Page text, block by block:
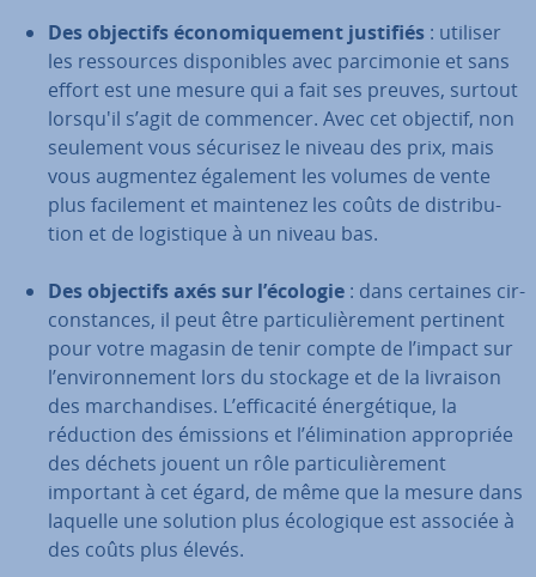
Des objectifs éco­no­mi­que­ment justifiés : utiliser
les res­sources dis­po­nibles avec par­ci­mo­nie et sans
effort est une mesure qui a fait ses preuves, surtout
lorsqu'il s’agit de commencer. Avec cet objectif, non
seulement vous sécurisez le niveau des prix, mais
vous augmentez également les volumes de vente
plus fa­ci­le­ment et maintenez les coûts de dis­tri­bu­
tion et de lo­gis­tique à un niveau bas.
Des objectifs axés sur l’écologie : dans certaines cir­
cons­tances, il peut être par­ti­cu­liè­re­ment pertinent
pour votre magasin de tenir compte de l’impact sur
l’en­vi­ron­ne­ment lors du stockage et de la livraison
des mar­chan­dises. L’ef­fi­ca­cité éner­gé­tique, la
réduction des émissions et l’éli­mi­na­tion ap­pro­priée
des déchets jouent un rôle par­ti­cu­liè­re­ment
important à cet égard, de même que la mesure dans
laquelle une solution plus éco­lo­gique est associée à
des coûts plus élevés.